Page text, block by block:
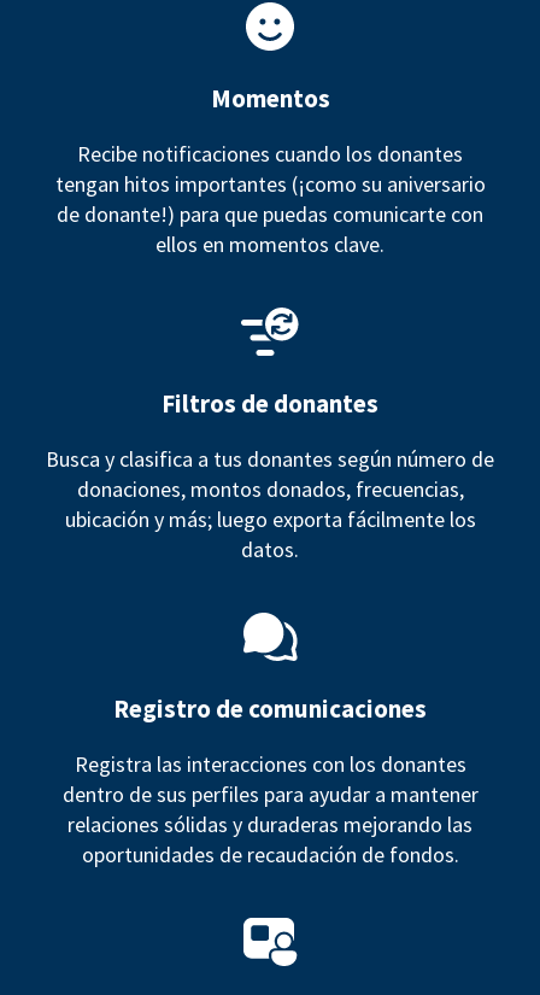
Momentos
Recibe notificaciones cuando los donantes
tengan hitos importantes (¡como su aniversario
de donante!) para que puedas comunicarte con
ellos en momentos clave.
Filtros de donantes
Busca y clasifica a tus donantes según número de
donaciones, montos donados, frecuencias,
ubicación y más; luego exporta fácilmente los
datos.
Registro de comunicaciones
Registra las interacciones con los donantes
dentro de sus perfiles para ayudar a mantener
relaciones sólidas y duraderas mejorando las
oportunidades de recaudación de fondos.